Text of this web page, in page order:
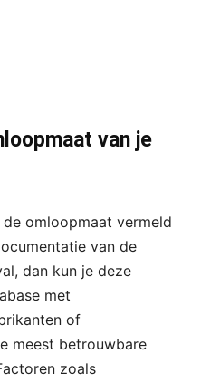
van je
omloopmaat vermeld
van de
dan kun je deze
met
of
meest betrouwbare
zoals